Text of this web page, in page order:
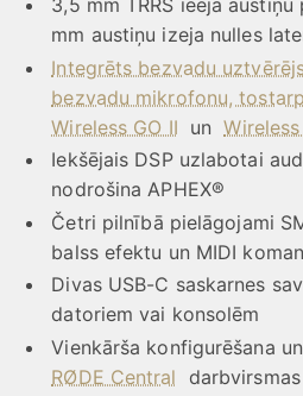
3,5 mm TRRS ieeja
mm austiņu izeja nulles
Integrēts bezvadu
bezvadu mikrofonu,
Wireless GO II un
Iekšējais DSP uzlabotai
nodrošina APHEX®
Četri pilnībā pielāgojami
balss efektu un MIDI
Divas USB-C saskarnes
datoriem vai konsolēm
Vienkārša konfigurēšana
RØDE Central